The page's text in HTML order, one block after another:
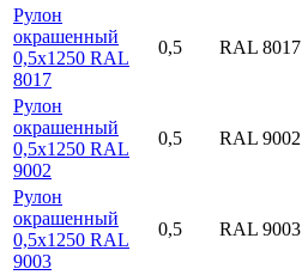
Рулон
окрашенный
0,5х1250 RAL
8017
0,5 RAL 8017
Рулон
окрашенный
0,5х1250 RAL
9002
0,5 RAL 9002
Рулон
окрашенный
0,5х1250 RAL
9003
0,5 RAL 9003